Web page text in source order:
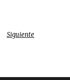
Siguiente